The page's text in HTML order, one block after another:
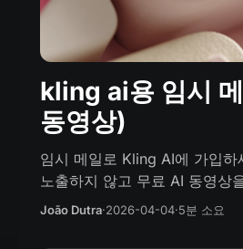
kling ai용 임시
동영상)
임시 메일로 Kling AI에 가입하
노출하지 않고 무료 AI 동영상
João Dutra·2026-04-04·5분 소요